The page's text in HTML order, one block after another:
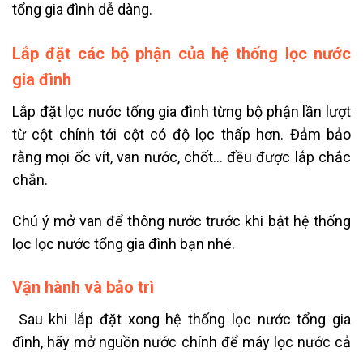
tổng gia đình dễ dàng.
Lắp đặt các bộ phận của hệ thống lọc nước
gia đình
Lắp đặt lọc nước tổng gia đình từng bộ phận lần lượt
từ cột chính tới cột có độ lọc thấp hơn. Đảm bảo
rằng mọi ốc vít, van nước, chốt… đều được lắp chắc
chắn.
Chú ý mở van để thông nước trước khi bật hệ thống
lọc lọc nước tổng gia đình bạn nhé.
Vận hành và bảo trì
Sau khi lắp đặt xong hệ thống lọc nước tổng gia
đình, hãy mở nguồn nước chính để máy lọc nước cả